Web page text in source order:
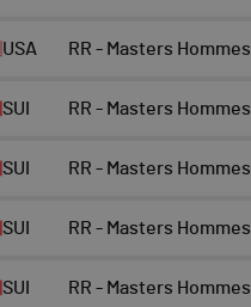
USA RR - Masters Hommes
SUI RR - Masters Hommes
SUI RR - Masters Hommes
SUI RR - Masters Hommes
SUI RR - Masters Hommes